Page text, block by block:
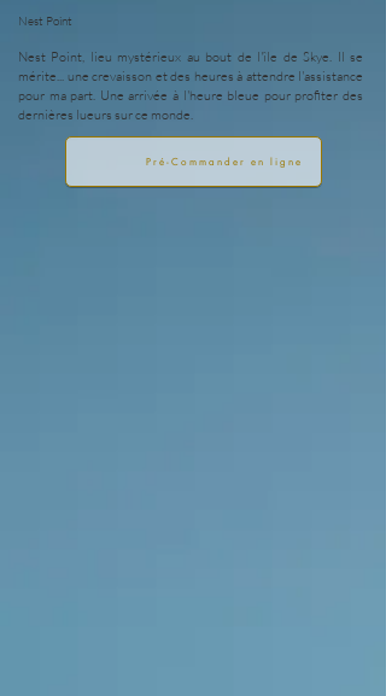
Nest Point
Nest Point, lieu mystérieux au bout de l'île de Skye. Il se
mérite... une crevaisson et des heures à attendre l'assistance
pour ma part. Une arrivée à l'heure bleue pour profiter des
dernières lueurs sur ce monde.
Pré-Commander en ligne